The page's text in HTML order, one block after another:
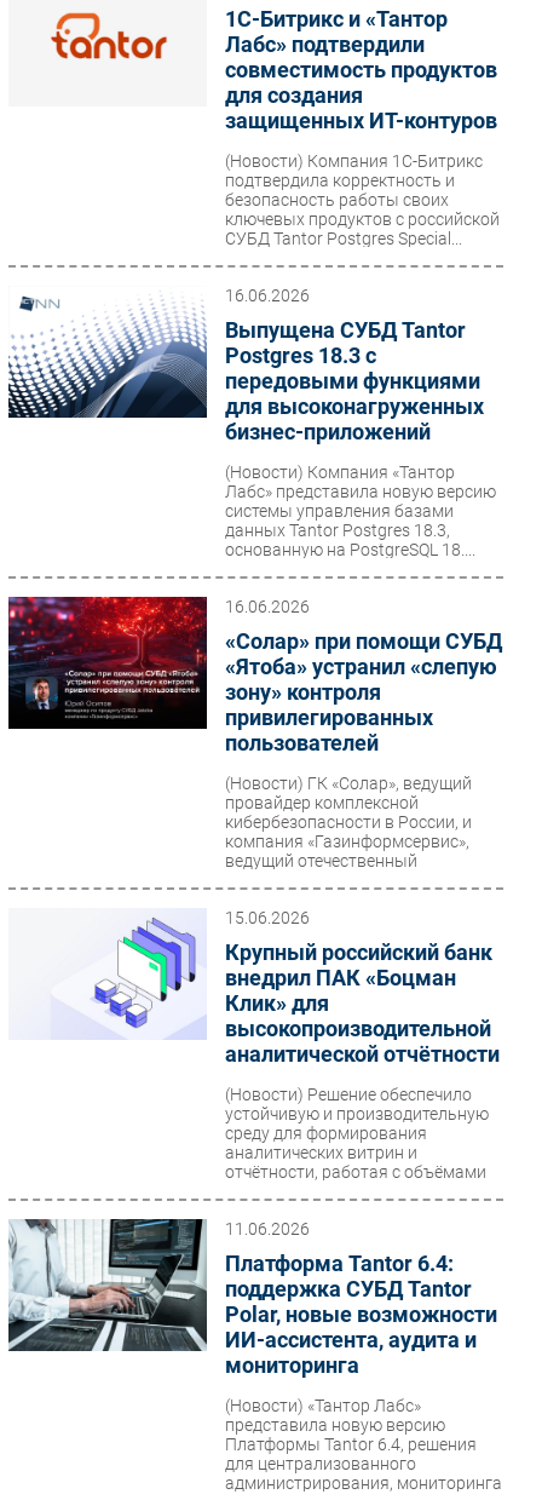
1С-Битрикс и «Тантор
Лабс» подтвердили
совместимость продуктов
для создания
защищенных ИТ-контуров
(Новости) Компания 1С-Битрикс
подтвердила корректность и
безопасность работы своих
ключевых продуктов с российской
СУБД Tantor Postgres Special...
16.06.2026
Выпущена СУБД Tantor
Postgres 18.3 с
передовыми функциями
для высоконагруженных
бизнес-приложений
(Новости) Компания «Тантор
Лабс» представила новую версию
системы управления базами
данных Tantor Postgres 18.3,
основанную на PostgreSQL 18....
16.06.2026
«Солар» при помощи СУБД
«Ятоба» устранил «слепую
зону» контроля
привилегированных
пользователей
(Новости) ГК «Солар», ведущий
провайдер комплексной
кибербезопасности в России, и
компания «Газинформсервис»,
ведущий отечественный
15.06.2026
Крупный российский банк
внедрил ПАК «Боцман
Клик» для
высокопроизводительной
аналитической отчётности
(Новости) Решение обеспечило
устойчивую и производительную
среду для формирования
аналитических витрин и
отчётности, работая с объёмами
11.06.2026
Платформа Tantor 6.4:
поддержка СУБД Tantor
Polar, новые возможности
ИИ-ассистента, аудита и
мониторинга
(Новости) «Тантор Лабс»
представила новую версию
Платформы Tantor 6.4, решения
для централизованного
администрирования, мониторинга